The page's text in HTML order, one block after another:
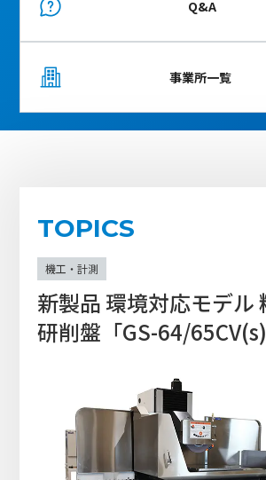
Q&A
事業所一覧
TOPICS
機工・計測
新製品 環境対応モデル
研削盤「GS-64/65CV(s)